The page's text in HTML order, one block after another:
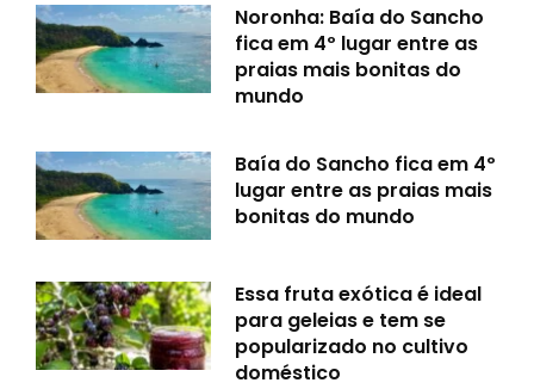
Noronha: Baía do Sancho
fica em 4º lugar entre as
praias mais bonitas do
mundo
Baía do Sancho fica em 4º
lugar entre as praias mais
bonitas do mundo
Essa fruta exótica é ideal
para geleias e tem se
popularizado no cultivo
doméstico